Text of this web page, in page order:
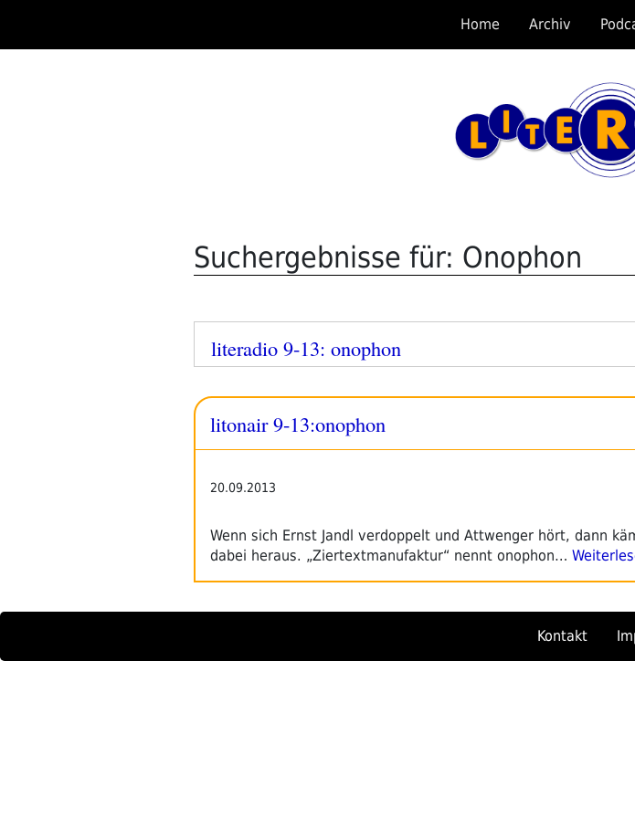
springen
Home Archiv
Suchergebnisse für: Onophon
Veröffentlicht
am
literadio 9-13: onophon
litonair 9-13:onophon
20.09.2013
Wenn sich Ernst Jandl verdoppelt und Attwenger hört, dann
dabei heraus. „Ziertextmanufaktur“ nennt onophon…
Kontakt